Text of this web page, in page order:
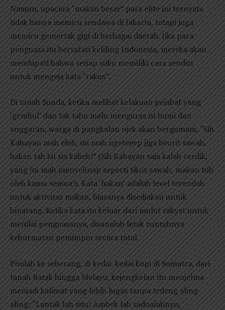
Namun, upacara “makan besar” para elite ini ternyata
tidak hanya memicu sendawa di Jakarta, tetapi juga
memicu gemertak gigi di berbagai daerah. Jika para
penguasa itu bersafari keliling Indonesia, mereka akan
mendapati bahwa setiap suku memiliki cara sendiri
untuk mengeja kata “rakus”.
Di tanah Sunda, ketika melihat kelakuan pejabat yang
‘gembul’ dan tak tahu malu menguras isi bumi dan
anggaran, warga di pangkalan ojek akan bergumam, “Sih
Kabayan mah eleh, ini mah ngeteyep jiga beurit sawah,
hakan tah ku sia kabeh!” (Sih Kabayan saja kalah cerdik,
yang ini mah menyelinap seperti tikus sawah, makan tuh
oleh kamu semua!). Kata ‘hakan’ adalah level terendah
untuk aktivitas makan, biasanya disediakan untuk
binatang. Ketika kata itu keluar dari mulut rakyat untuk
menilai penguasanya, disanalah letak runtuhnya
kehormatan pemimpin secara total.
Pindah ke seberang, di kedai-kedai kopi di Sumatra, dari
tanah Batak hingga Melayu, kejengkelan itu menjelma
menjadi kalimat yang lebih lugas tanpa tedeng aling-
aling: “Lantak lah situ! Ambek lah sadoalahnyo,